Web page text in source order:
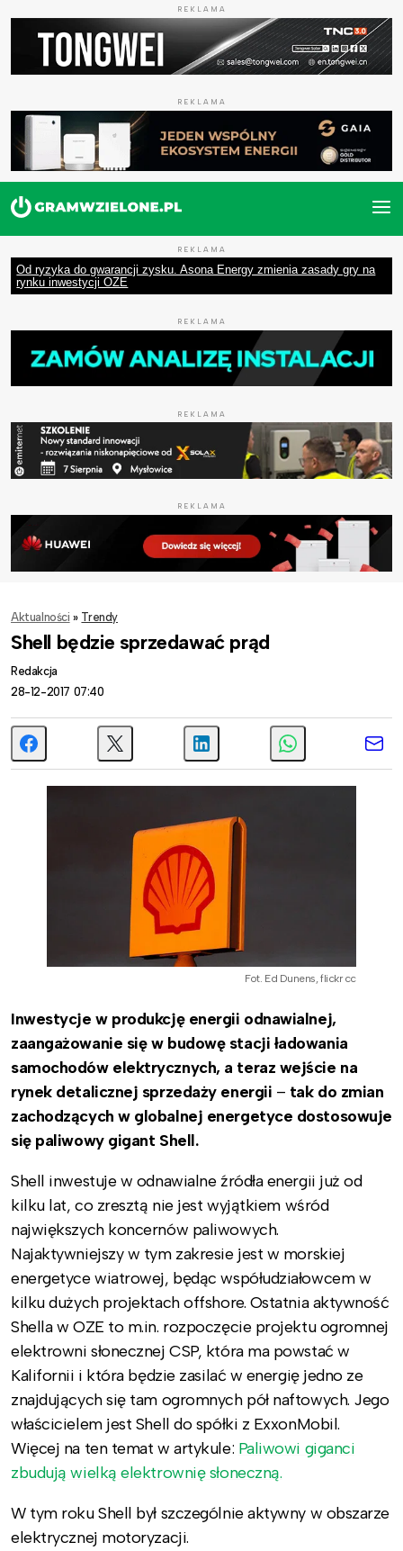
REKLAMA
REKLAMA
REKLAMA
Od ryzyka do gwarancji zysku. Asona Energy zmienia zasady gry na
rynku inwestycji OZE
REKLAMA
REKLAMA
REKLAMA
Aktualności » Trendy
Shell będzie sprzedawać prąd
Redakcja
28-12-2017 07:40
Fot. Ed Dunens, flickr cc
Inwestycje w produkcję energii odnawialnej,
zaangażowanie się w budowę stacji ładowania
samochodów elektrycznych, a teraz wejście na
rynek detalicznej sprzedaży energii – tak do zmian
zachodzących w globalnej energetyce dostosowuje
się paliwowy gigant Shell.
Shell inwestuje w odnawialne źródła energii już od
kilku lat, co zresztą nie jest wyjątkiem wśród
największych koncernów paliwowych.
Najaktywniejszy w tym zakresie jest w morskiej
energetyce wiatrowej, będąc współudziałowcem w
kilku dużych projektach offshore. Ostatnia aktywność
Shella w OZE to m.in. rozpoczęcie projektu ogromnej
elektrowni słonecznej CSP, która ma powstać w
Kalifornii i która będzie zasilać w energię jedno ze
znajdujących się tam ogromnych pół naftowych. Jego
właścicielem jest Shell do spółki z ExxonMobil.
Więcej na ten temat w artykule: Paliwowi giganci
zbudują wielką elektrownię słoneczną.
W tym roku Shell był szczególnie aktywny w obszarze
elektrycznej motoryzacji.